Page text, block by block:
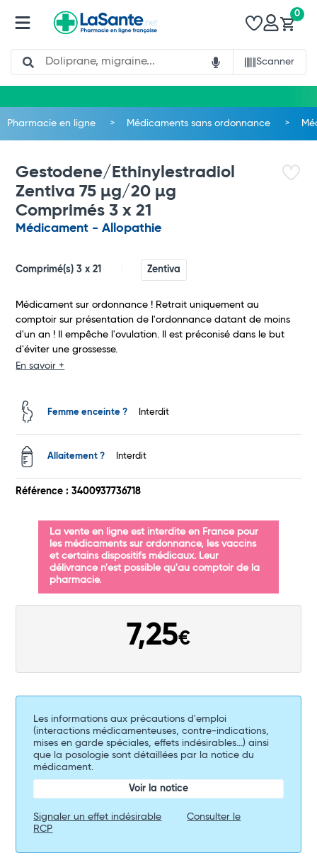
Search
Scanner
0
Total
Pharmacie en ligne Médicaments sans ordonnance
Gestodene/Ethinylestradiol
Zentiva 75 µg/20 µg
Comprimés 3 x 21
Médicament - Allopathie
Comprimé(s) 3 x 21 Zentiva
Médicament sur ordonnance ! Retrait uniquement au
comptoir sur présentation de l'ordonnance datant de moins
d'un an ! Il empêche l'ovulation. Il est préconisé dans le but
d'éviter une grossesse.
En savoir +
Femme enceinte ? Interdit
Allaitement ? Interdit
Référence : 3400937736718
La vente en ligne est interdite en France pour
les médicaments sur ordonnance, les vaccins
et certains dispositifs médicaux. Leur
délivrance n'est possible qu'au comptoir de la
pharmacie.
7,25€
Les informations aux précautions d'emploi
(interactions médicamenteuses, contre-indications,
mises en garde spéciales, effets indésirables...) ainsi
que la posologie sont détaillées par la notice du
médicament.
Voir la notice
Signaler un effet indésirable
Consulter le
RCP